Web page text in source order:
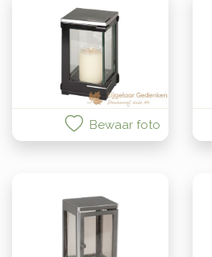
Bewaar foto